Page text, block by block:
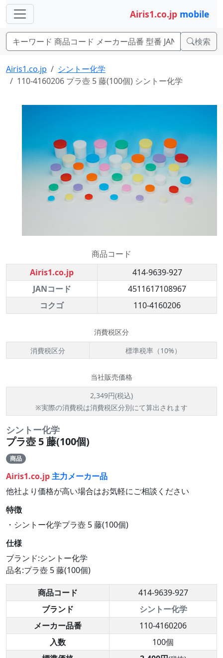
Airis1.co.jp mobile
検索
Airis1.co.jp
シントー化学
110-4160206 プラ壺 5 藤(100個) シントー化学
商品コード
Airis1.co.jp
414-9639-927
JANコード
4511617108967
コクゴ
110-4160206
消費税区分
消費税区分
標準税率（10%）
当社販売価格
2,349円(税込)
※実際の消費税は消費税区分別にて算出されます
シントー化学
プラ壺 5 藤(100個)
商品
Airis1.co.jp主力メーカー品
他社より価格が高い場合はお気軽にご相談ください
特徴
・シントー化学プラ壺 5 藤(100個)
仕様
ブランド:シントー化学
品名:プラ壺 5 藤(100個)
商品コード
414-9639-927
ブランド
シントー化学
メーカー品番
110-4160206
入数
100個